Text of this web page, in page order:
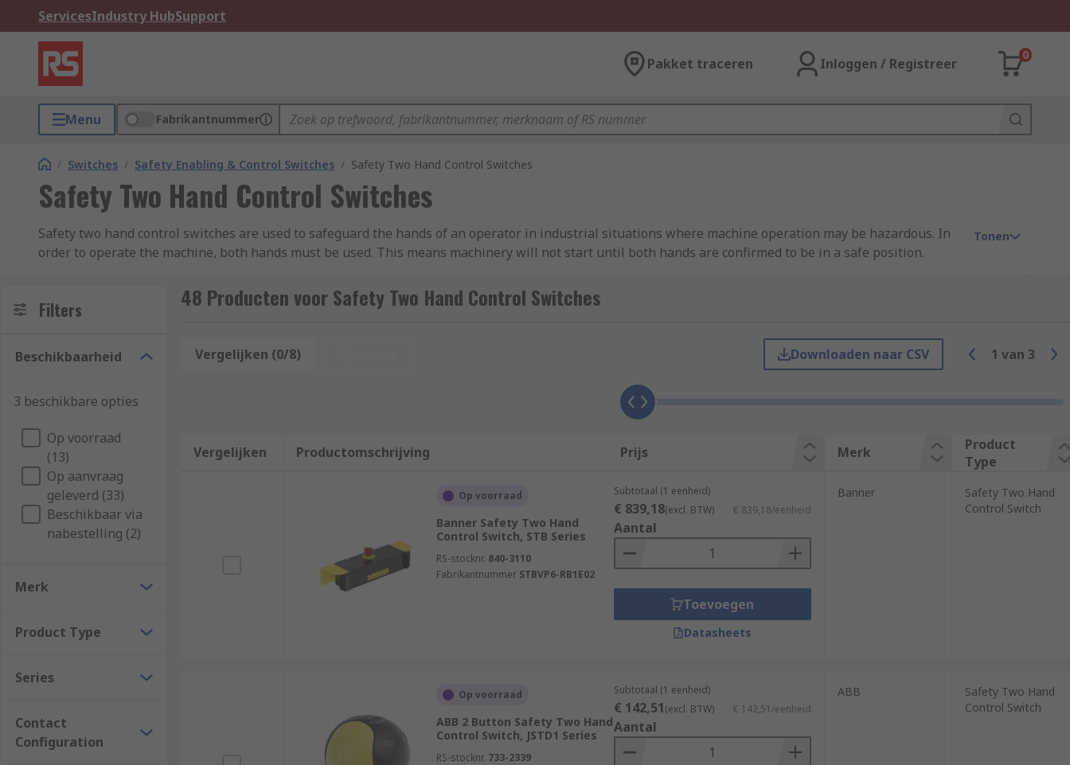
ServicesIndustry HubSupport
Pakket traceren Inloggen / Registreer
0
Menu Fabrikantnummer
/ Switches / Safety Enabling & Control Switches / Safety Two Hand Control Switches
Safety Two Hand Control Switches
Safety two hand control switches are used to safeguard the hands of an operator in industrial situations where machine operation may be hazardous. In
order to operate the machine, both hands must be used. This means machinery will not start until both hands are confirmed to be in a safe position.
What applications are safety two hand control switches used for?
stopping and starting high-risk machines in environments such as metalworking or printing where rollers, presses and croppers pose a significant risk to
an operators hands.
How do safety two hand control switches work?
To use safety two hand control switches you need to have both hands securely on top of the controller buttons. If your hands are off the controls, the
machine will stop or move to a safe area. To activate the machine, both buttons must be pressed simultaneously. Safety two hand control switches are
designed with an
Tonen
Filters
Beschikbaarheid
3 beschikbare opties
Op voorraad
(13)
Op aanvraag
geleverd (33)
Beschikbaar via
nabestelling (2)
Merk
Product Type
Series
Contact
Configuration
48 Producten voor Safety Two Hand Control Switches
Vergelijken (0/8) Downloaden naar CSV 1 van 3
Vergelijken Productomschrijving Prijs Merk
Product
Type
Op voorraad
Banner Safety Two Hand
Control Switch, STB Series
RS-stocknr. 840-3110
Fabrikantnummer STBVP6-RB1E02
Subtotaal (1 eenheid)
€ 839,18(excl. BTW) € 839,18/eenheid
Aantal
Toevoegen
Datasheets
Banner
Safety Two Hand
Control Switch
Op voorraad
ABB 2 Button Safety Two Hand
Control Switch, JSTD1 Series
RS-stocknr. 733-2339
Subtotaal (1 eenheid)
€ 142,51(excl. BTW) € 142,51/eenheid
Aantal
ABB
Safety Two Hand
Control Switch